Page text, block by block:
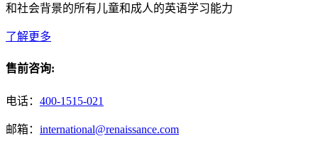
和社会背景的所有儿童和成人的英语学习能力
了解更多
售前咨询:
电话： 400-1515-021
邮箱： international@renaissance.com